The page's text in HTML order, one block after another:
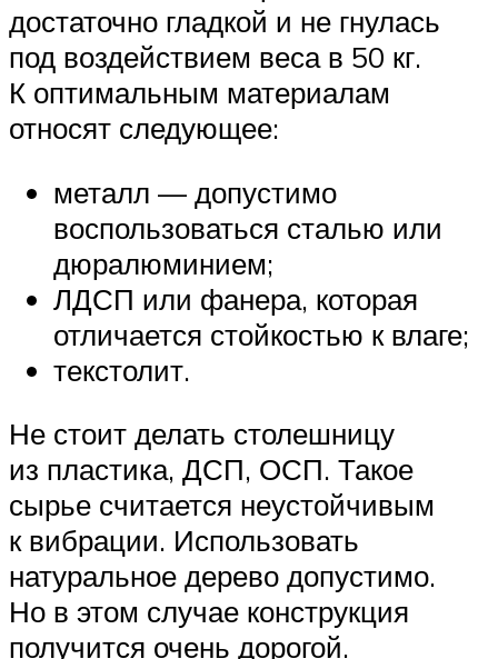
достаточно гладкой и не гнулась
под воздействием веса в 50 кг.
К оптимальным материалам
относят следующее:
металл — допустимо
воспользоваться сталью или
дюралюминием;
ЛДСП или фанера, которая
отличается стойкостью к влаге;
текстолит.
Не стоит делать столешницу
из пластика, ДСП, ОСП. Такое
сырье считается неустойчивым
к вибрации. Использовать
натуральное дерево допустимо.
Но в этом случае конструкция
получится очень дорогой.